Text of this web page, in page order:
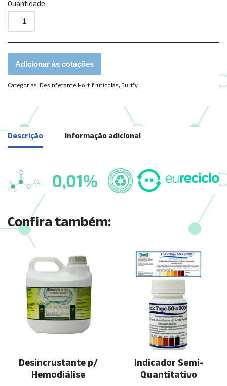
Quantidade
Adicionar às cotações
Categorias: Desinfetante Hortifrutícolas, Purify
Descrição Informação adicional
Confira também:
Desincrustante p/
Hemodiálise
Indicador Semi-
Quantitativo